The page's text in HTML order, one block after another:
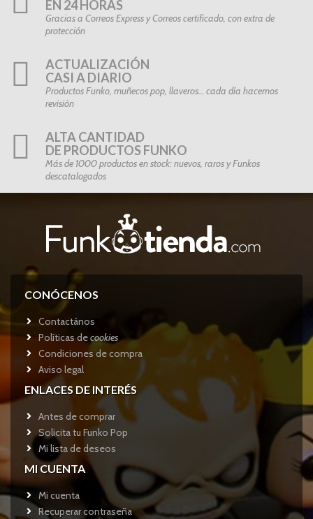
EN 24 HORAS
Gracias a Correos Express y Correos certificado, con extra de
protección
ACTUALIZACIÓN
CASI A DIARIO
Productos Funko, muñecos pop, llaveros… cada día hacemos
revisión
ALTA CANTIDAD
DE PRODUCTOS FUNKO
Más de 1000 productos en stock: nuevos, raros y Funkos
descatalogados
CONÓCENOS
Contactános
Políticas decookies
Condiciones de compra
Aviso legal
ENLACES DE INTERÉS
Antes de comprar
Solicita tu Funko Pop
Mi lista de deseos
MI CUENTA
Mi cuenta
Recuperar contraseña